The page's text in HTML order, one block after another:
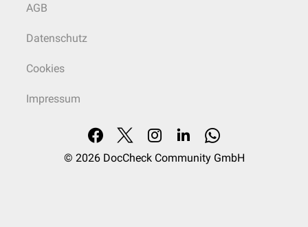
AGB
Datenschutz
Cookies
Impressum
© 2026 DocCheck Community GmbH